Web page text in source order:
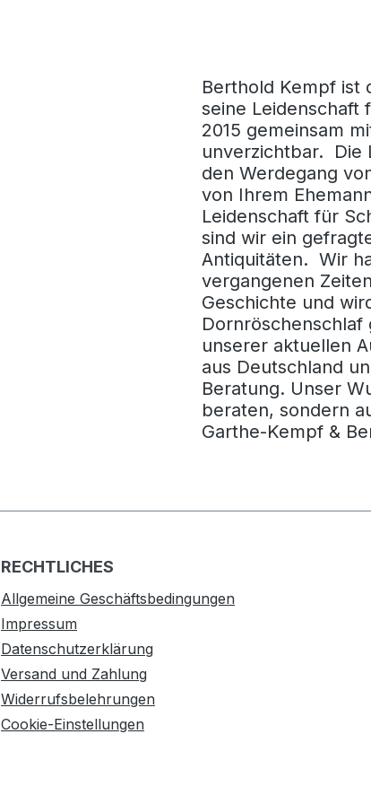
Berthold Kempf ist
seine Leidenschaft
2015 gemeinsam
unverzichtbar. Die
den Werdegang
von Ihrem
Leidenschaft für
sind wir ein
Antiquitäten. Wir
vergangenen
Geschichte und
unserer aktuellen
aus Deutschland
Beratung. Unser
beraten, sondern
Garthe-
RECHTLICHES
Allgemeine Geschäftsbedingungen
Impressum
Datenschutzerklärung
Versand und Zahlung
Widerrufsbelehrungen
Cookie-Einstellungen